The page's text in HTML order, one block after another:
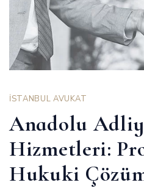
İSTANBUL AVUKAT
Anadolu
Hizmetleri:
Hukuki